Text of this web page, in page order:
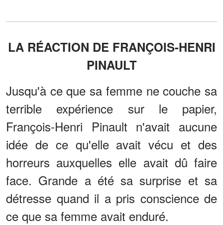
LA RÉACTION DE FRANÇOIS-HENRI
PINAULT
Jusqu'à ce que sa femme ne couche sa
terrible expérience sur le papier,
François-Henri Pinault n'avait aucune
idée de ce qu'elle avait vécu et des
horreurs auxquelles elle avait dû faire
face. Grande a été sa surprise et sa
détresse quand il a pris conscience de
ce que sa femme avait enduré.